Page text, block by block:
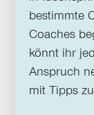
bestimmte
Coaches
könnt ihr
Anspruch
mit Tipps